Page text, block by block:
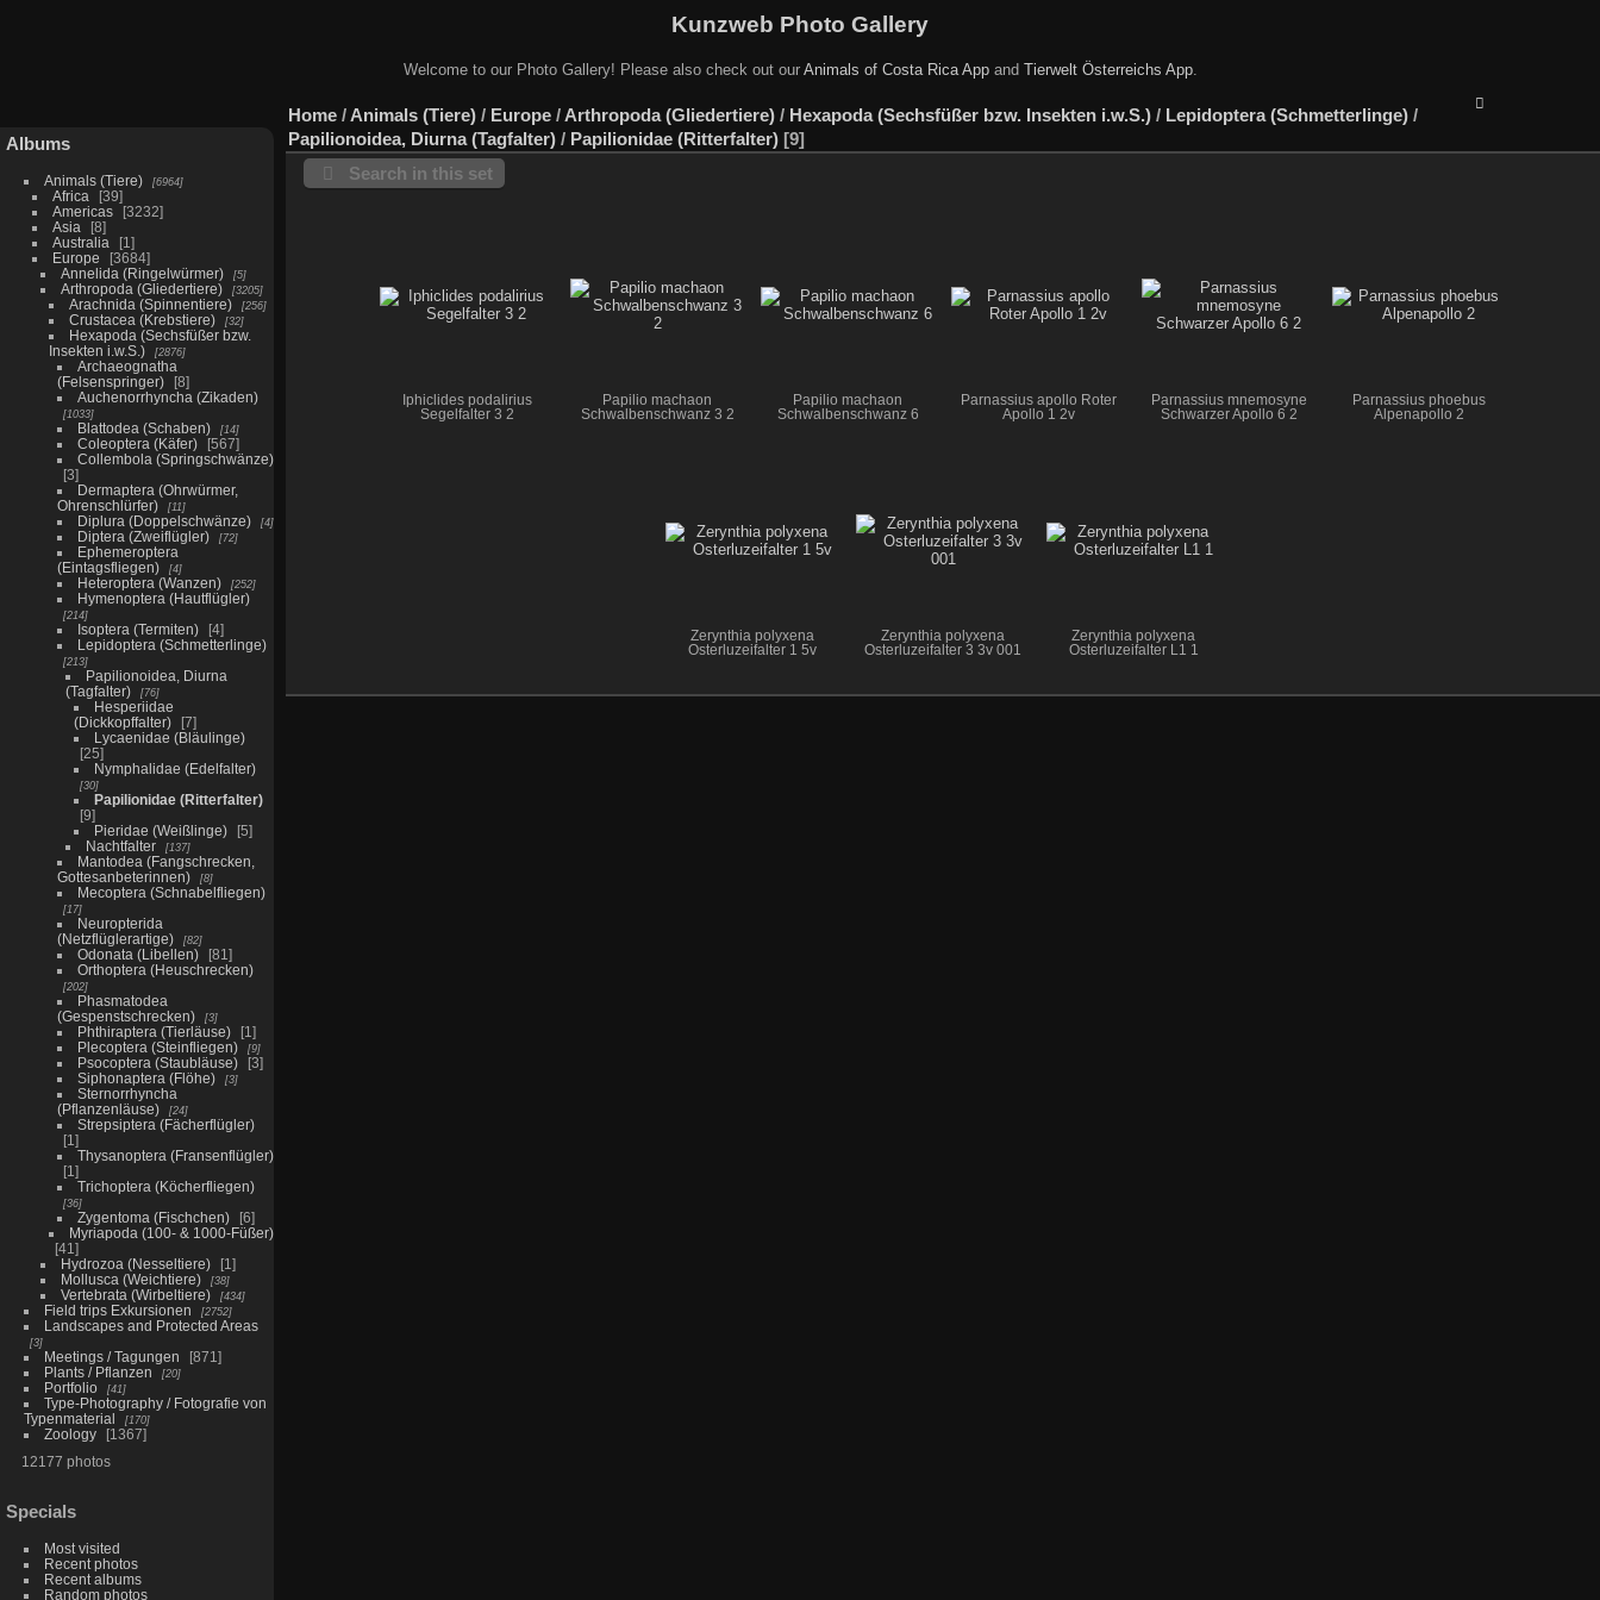
Kunzweb Photo Gallery
Welcome to our Photo Gallery! Please also check out our Animals of Costa Rica Appand Tierwelt Österreichs App.
Albums
Animals (Tiere) 6964
Africa
39
Americas
3232
Asia
8
Australia
1
Europe
3684
Annelida (Ringelwürmer)
5
Arthropoda (Gliedertiere) 3205
Arachnida (Spinnentiere) 256
Crustacea (Krebstiere) 32
Hexapoda (Sechsfüßer bzw.
Insekten i.w.S.)
2876
Archaeognatha
(Felsenspringer)
8
Auchenorrhyncha (Zikaden)
1033
Blattodea (Schaben) 14
Coleoptera (Käfer)
567
Collembola (Springschwänze)
3
Dermaptera (Ohrwürmer,
Ohrenschlürfer)
11
Diplura (Doppelschwänze) 4
Diptera (Zweiflügler) 72
Ephemeroptera
(Eintagsfliegen)
4
Heteroptera (Wanzen) 252
Hymenoptera (Hautflügler)
214
Isoptera (Termiten)
4
Lepidoptera (Schmetterlinge)
213
Papilionoidea, Diurna
(Tagfalter)
76
Hesperiidae
(Dickkopffalter)
7
Lycaenidae (Bläulinge)
25
Nymphalidae (Edelfalter)
30
Papilionidae (Ritterfalter)
9
Pieridae (Weißlinge)
5
Nachtfalter
137
Mantodea (Fangschrecken,
Gottesanbeterinnen)
8
Mecoptera (Schnabelfliegen)
17
Neuropterida
(Netzflüglerartige)
82
Odonata (Libellen)
81
Orthoptera (Heuschrecken)
202
Phasmatodea
(Gespenstschrecken)
3
Phthiraptera (Tierläuse)
1
Plecoptera (Steinfliegen)
9
Psocoptera (Staubläuse)
3
Siphonaptera (Flöhe)
3
Sternorrhyncha
(Pflanzenläuse)
24
Strepsiptera (Fächerflügler)
1
Thysanoptera (Fransenflügler)
1
Trichoptera (Köcherfliegen)
36
Zygentoma (Fischchen)
6
Myriapoda (100- & 1000-Füßer)
41
Hydrozoa (Nesseltiere)
1
Mollusca (Weichtiere)
38
Vertebrata (Wirbeltiere) 434
Field trips Exkursionen 2752
Landscapes and Protected Areas
3
Meetings / Tagungen
871
Plants / Pflanzen
20
Portfolio 41
Type-Photography / Fotografie von
Typenmaterial
170
Zoology
1367
12177 photos
Specials
Most visited
Recent photos
Recent albums
Random photos
Home / Animals (Tiere) / Europe / Arthropoda (Gliedertiere) / Hexapoda (Sechsfüßer bzw. Insekten i.w.S.) / Lepidoptera (Schmetterlinge) /
Papilionoidea, Diurna (Tagfalter) / Papilionidae (Ritterfalter) 9
Search in this set
Iphiclides podalirius
Segelfalter 3 2
Papilio machaon
Schwalbenschwanz 3 2
Papilio machaon
Schwalbenschwanz 6
Parnassius apollo Roter
Apollo 1 2v
Parnassius mnemosyne
Schwarzer Apollo 6 2
Parnassius phoebus
Alpenapollo 2
Zerynthia polyxena
Osterluzeifalter 1 5v
Zerynthia polyxena
Osterluzeifalter 3 3v 001
Zerynthia polyxena
Osterluzeifalter L1 1